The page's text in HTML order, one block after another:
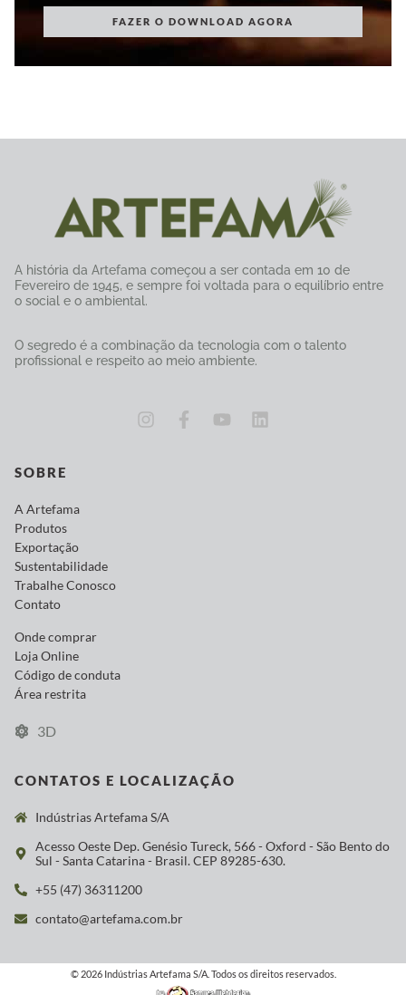
FAZER O DOWNLOAD AGORA
A história da Artefama começou a ser contada em 10 de
Fevereiro de 1945, e sempre foi voltada para o equilíbrio entre
o social e o ambiental.
O segredo é a combinação da tecnologia com o talento
profissional e respeito ao meio ambiente.
SOBRE
A Artefama
Produtos
Exportação
Sustentabilidade
Trabalhe Conosco
Contato
Onde comprar
Loja Online
Código de conduta
Área restrita
3D
CONTATOS E LOCALIZAÇÃO
Indústrias Artefama S/A
Acesso Oeste Dep. Genésio Tureck, 566 - Oxford - São Bento do
Sul - Santa Catarina - Brasil. CEP 89285-630.
+55 (47) 36311200
contato@artefama.com.br
© 2026 Indústrias Artefama S/A. Todos os direitos reservados.